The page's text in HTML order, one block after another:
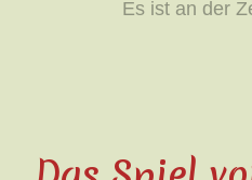
Es ist an der